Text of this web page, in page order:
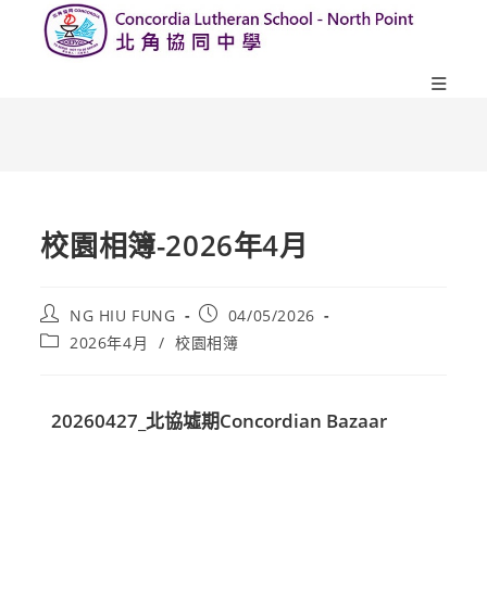
校園相簿-2026年4月
NG HIU FUNG
04/05/2026
2026年4月
/ 校園相簿
20260427_北協墟期Concordian Bazaar